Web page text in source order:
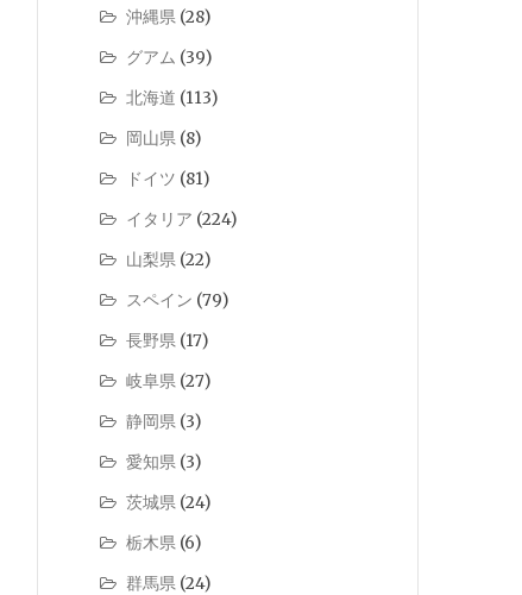
沖縄県 (28)
グアム (39)
北海道 (113)
岡山県 (8)
ドイツ (81)
イタリア (224)
山梨県 (22)
スペイン (79)
長野県 (17)
岐阜県 (27)
静岡県 (3)
愛知県 (3)
茨城県 (24)
栃木県 (6)
群馬県 (24)